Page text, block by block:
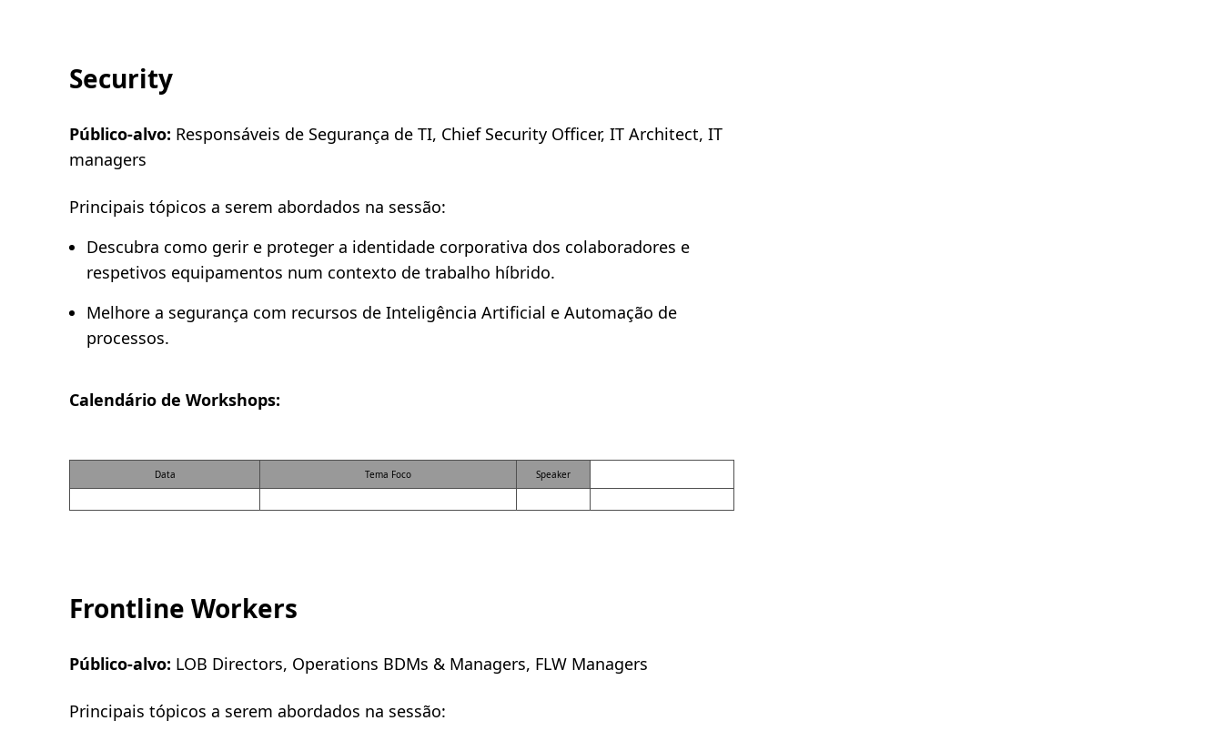
Security
Público-alvo: Responsáveis de Segurança de TI, Chief Security Officer, IT Architect, IT
managers
Principais tópicos a serem abordados na sessão:
Descubra como gerir e proteger a identidade corporativa dos colaboradores e
respetivos equipamentos num contexto de trabalho híbrido.
Melhore a segurança com recursos de Inteligência Artificial e Automação de
processos.
Calendário de Workshops:
Data Tema Foco Speaker
Frontline Workers
Público-alvo: LOB Directors, Operations BDMs & Managers, FLW Managers
Principais tópicos a serem abordados na sessão: